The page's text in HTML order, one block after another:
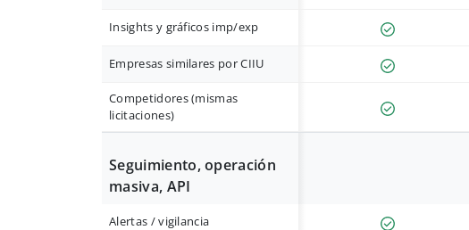
Insights y gráficos imp/exp
Empresas similares por CIIU
Competidores (mismas
licitaciones)
Seguimiento, operación
masiva, API
Alertas / vigilancia